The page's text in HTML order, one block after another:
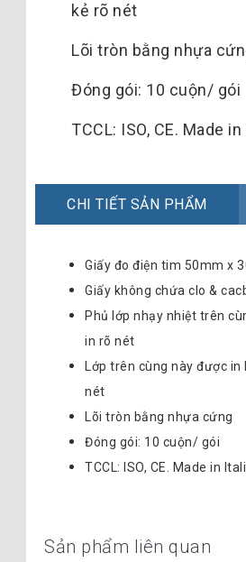
kẻ rõ nét
Lõi tròn bằng nhựa
Đóng gói: 10 cuộn/ gói
TCCL: ISO, CE. Made
CHI TIẾT SẢN PHẨM
Giấy đo điện tim 50mm x
Giấy không chứa clo &
Phủ lớp nhạy nhiệt trên
in rõ nét
Lớp trên cùng này được
nét
Lõi tròn bằng nhựa cứng
Đóng gói: 10 cuộn/ gói
TCCL: ISO, CE. Made in
Sản phẩm liên quan